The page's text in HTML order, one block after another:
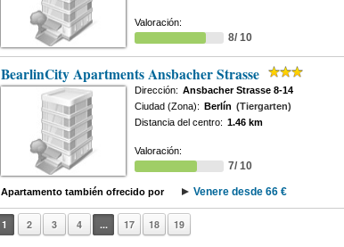
Valoración:
8/ 10
BearlinCity Apartments Ansbacher Strasse
Dirección: Ansbacher Strasse 8-14
Ciudad (Zona): Berlín (Tiergarten)
Distancia del centro: 1.46 km
Valoración:
7/ 10
Apartamento también ofrecido por Venere desde 66 €
1 2 3 4 ... 17 18 19